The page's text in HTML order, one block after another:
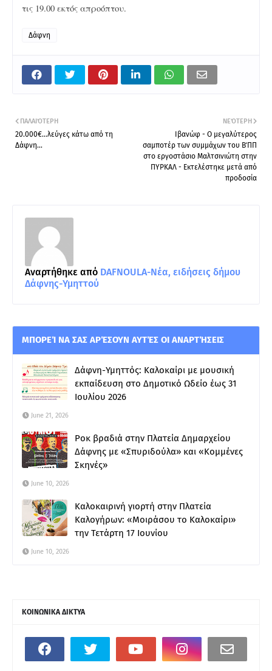
τις 19.00 εκτός απροόπτου.
Δάφνη
ΝΕΌΤΕΡΗ
Ιβανώφ - Ο μεγαλύτερος
σαμποτέρ των συμμάχων του Β΄ΠΠ
στο εργοστάσιο Μαλτσινιώτη στην
ΠΥΡΚΑΛ - Εκτελέστηκε μετά από
προδοσία
ΠΑΛΑΙΌΤΕΡΗ
20.000€...λεύγες κάτω από τη
Δάφνη...
Αναρτήθηκε από DAFNOULA-Νέα, ειδήσεις δήμου
Δάφνης-Υμηττού
ΜΠΟΡΕΊ ΝΑ ΣΑΣ ΑΡΈΣΟΥΝ ΑΥΤΈΣ ΟΙ ΑΝΑΡΤΉΣΕΙΣ
Δάφνη-Υμηττός: Καλοκαίρι με μουσική
εκπαίδευση στο Δημοτικό Ωδείο έως 31
Ιουλίου 2026
June 21, 2026
Ροκ βραδιά στην Πλατεία Δημαρχείου
Δάφνης με «Σπυριδούλα» και «Κομμένες
Σκηνές»
June 10, 2026
Καλοκαιρινή γιορτή στην Πλατεία
Καλογήρων: «Μοιράσου το Καλοκαίρι»
την Τετάρτη 17 Ιουνίου
June 10, 2026
ΚΟΙΝΩΝΙΚΑ ΔΙΚΤΥΑ